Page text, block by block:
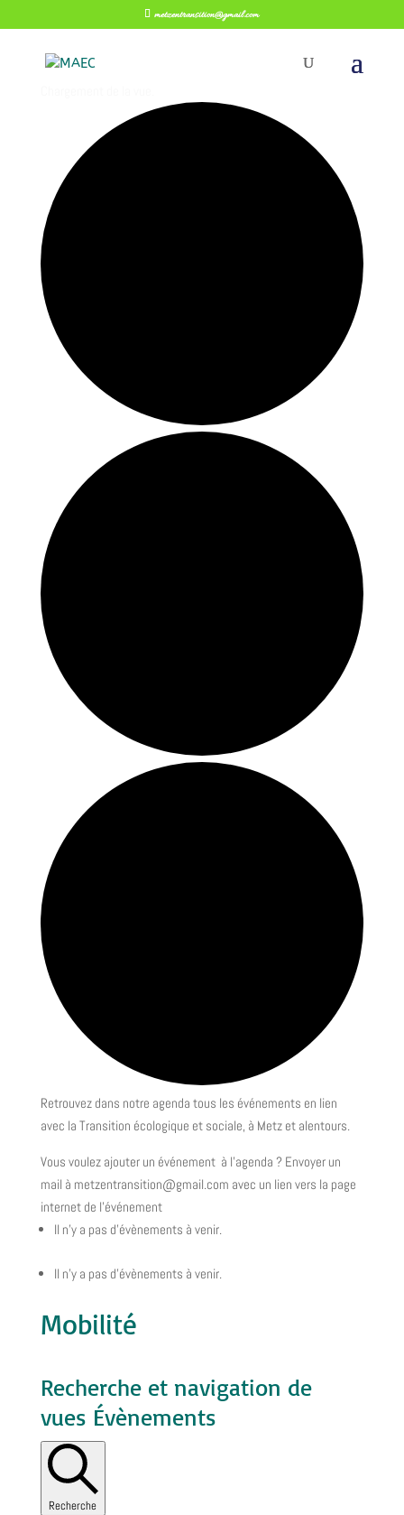
metzentransition@gmail.com
Retrouvez dans notre agenda tous les événements en lien
avec la Transition écologique et sociale, à Metz et alentours.
Vous voulez ajouter un événement à l’agenda ? Envoyer un
mail à metzentransition@gmail.com avec un lien vers la page
internet de l’événement
Il n’y a pas d’évènements à venir.
Il n’y a pas d’évènements à venir.
Mobilité
Recherche et navigation de
vues Évènements
Recherche